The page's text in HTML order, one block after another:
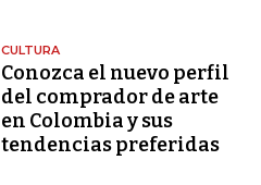
CULTURA
Conozca el nuevo perfil
del comprador de arte
en Colombia y sus
tendencias preferidas